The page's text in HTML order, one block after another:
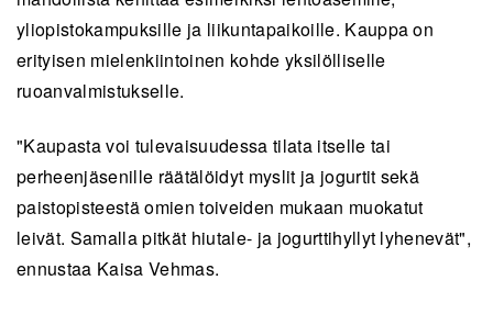
yliopistokampuksille ja liikuntapaikoille. Kauppa on
erityisen mielenkiintoinen kohde yksilölliselle
ruoanvalmistukselle.
"Kaupasta voi tulevaisuudessa tilata itselle tai
perheenjäsenille räätälöidyt myslit ja jogurtit sekä
paistopisteestä omien toiveiden mukaan muokatut
leivät. Samalla pitkät hiutale- ja jogurttihyllyt lyhenevät",
ennustaa Kaisa Vehmas.